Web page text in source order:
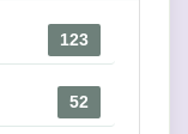
123
52